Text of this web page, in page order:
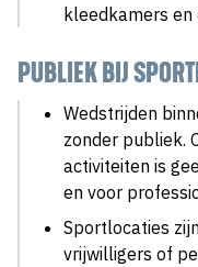
kleedkamers
PUBLIEK BIJ
Wedstrijden
zonder publiek.
activiteiten is
en voor
Sportlocaties
vrijwilligers of